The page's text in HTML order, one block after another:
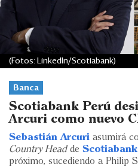
Management
Economía y Finanzas
Legal y Política
Eventos
Blogs
Ranking CEO
Banca
Scotiabank Perú
Arcuri como nuevo
Sebastián Arcuri asumirá
Country Headde Scotiabank
próximo, sucediendo a Philip
(Fotos: LinkedIn/Scotiabank)